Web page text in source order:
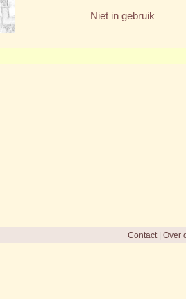
Niet in gebruik
Contact| Over